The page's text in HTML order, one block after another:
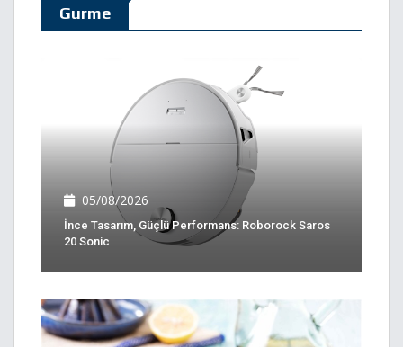
Gurme
05/08/2026
İnce Tasarım, Güçlü Performans: Roborock Saros
20 Sonic